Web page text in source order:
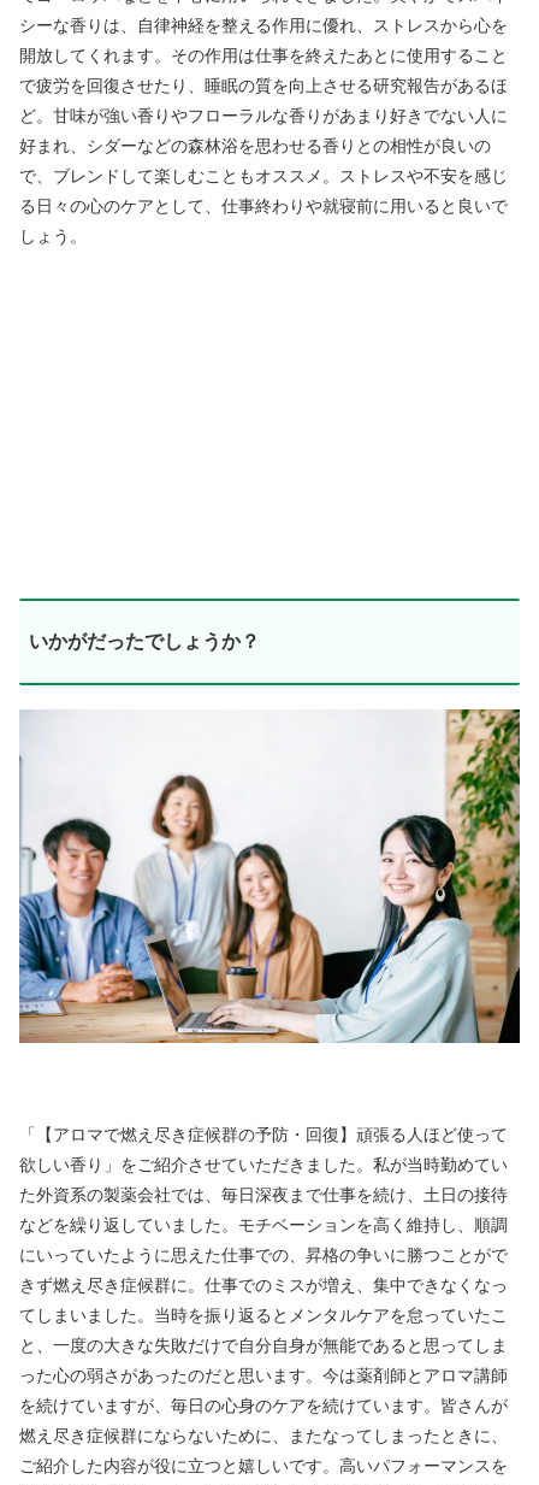
シーな香りは、自律神経を整える作用に優れ、ストレスから心を
開放してくれます。その作用は仕事を終えたあとに使用すること
で疲労を回復させたり、睡眠の質を向上させる研究報告があるほ
ど。甘味が強い香りやフローラルな香りがあまり好きでない人に
好まれ、シダーなどの森林浴を思わせる香りとの相性が良いの
で、ブレンドして楽しむこともオススメ。ストレスや不安を感じ
る日々の心のケアとして、仕事終わりや就寝前に用いると良いで
しょう。
いかがだったでしょうか？
「【アロマで燃え尽き症候群の予防・回復】頑張る人ほど使って
欲しい香り」をご紹介させていただきました。私が当時勤めてい
た外資系の製薬会社では、毎日深夜まで仕事を続け、土日の接待
などを繰り返していました。モチベーションを高く維持し、順調
にいっていたように思えた仕事での、昇格の争いに勝つことがで
きず燃え尽き症候群に。仕事でのミスが増え、集中できなくなっ
てしまいました。当時を振り返るとメンタルケアを怠っていたこ
と、一度の大きな失敗だけで自分自身が無能であると思ってしま
った心の弱さがあったのだと思います。今は薬剤師とアロマ講師
を続けていますが、毎日の心身のケアを続けています。皆さんが
燃え尽き症候群にならないために、またなってしまったときに、
ご紹介した内容が役に立つと嬉しいです。高いパフォーマンスを